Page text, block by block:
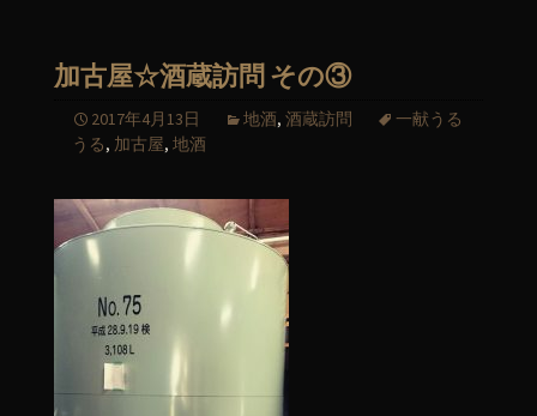
加古屋☆酒蔵訪問 その③
2017年4月13日 地酒, 酒蔵訪問
一献うる
うる, 加古屋, 地酒